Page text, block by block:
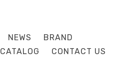
NEWS
BRAND
CATALOG
CONTACT US